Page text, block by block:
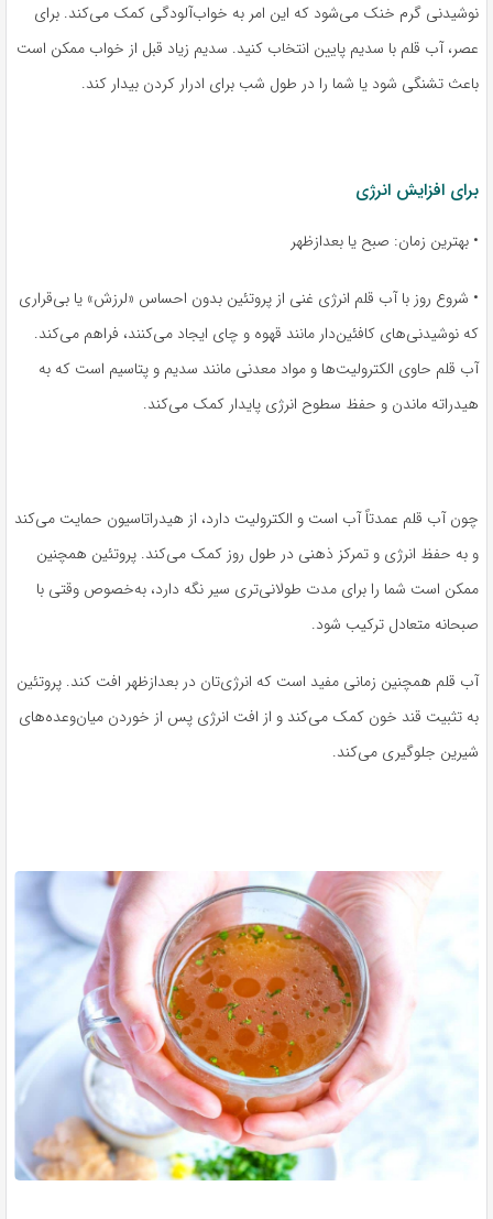
نوشیدنی گرم خنک می‌شود که این امر به خواب‌آلودگی کمک می‌کند. برای
عصر، آب قلم با سدیم پایین انتخاب کنید. سدیم زیاد قبل از خواب ممکن است
باعث تشنگی شود یا شما را در طول شب برای ادرار کردن بیدار کند.
برای افزایش انرژی
• بهترین زمان: صبح یا بعدازظهر
• شروع روز با آب قلم انرژی غنی از پروتئین بدون احساس «لرزش» یا بی‌قراری
که نوشیدنی‌های کافئین‌دار مانند قهوه و چای ایجاد می‌کنند، فراهم می‌کند.
آب قلم حاوی الکترولیت‌ها و مواد معدنی مانند سدیم و پتاسیم است که به
هیدراته ماندن و حفظ سطوح انرژی پایدار کمک می‌کند.
چون آب قلم عمدتاً آب است و الکترولیت دارد، از هیدراتاسیون حمایت می‌کند
و به حفظ انرژی و تمرکز ذهنی در طول روز کمک می‌کند. پروتئین همچنین
ممکن است شما را برای مدت طولانی‌تری سیر نگه دارد، به‌خصوص وقتی با
صبحانه متعادل ترکیب شود.
آب قلم همچنین زمانی مفید است که انرژی‌تان در بعدازظهر افت کند. پروتئین
به تثبیت قند خون کمک می‌کند و از افت انرژی پس از خوردن میان‌وعده‌های
شیرین جلوگیری می‌کند.